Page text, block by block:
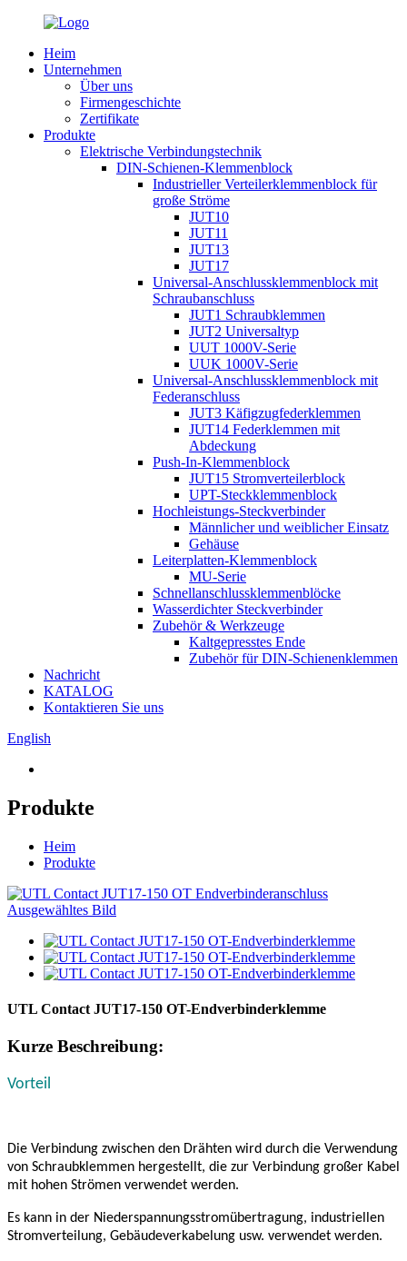
Heim
Unternehmen
Über uns
Firmengeschichte
Zertifikate
Produkte
Elektrische Verbindungstechnik
DIN-Schienen-Klemmenblock
Industrieller Verteilerklemmenblock für
große Ströme
JUT10
JUT11
JUT13
JUT17
Universal-Anschlussklemmenblock mit
Schraubanschluss
JUT1 Schraubklemmen
JUT2 Universaltyp
UUT 1000V-Serie
UUK 1000V-Serie
Universal-Anschlussklemmenblock mit
Federanschluss
JUT3 Käfigzugfederklemmen
JUT14 Federklemmen mit
Abdeckung
Push-In-Klemmenblock
JUT15 Stromverteilerblock
UPT-Steckklemmenblock
Hochleistungs-Steckverbinder
Männlicher und weiblicher Einsatz
Gehäuse
Leiterplatten-Klemmenblock
MU-Serie
Schnellanschlussklemmenblöcke
Wasserdichter Steckverbinder
Zubehör & Werkzeuge
Kaltgepresstes Ende
Zubehör für DIN-Schienenklemmen
Nachricht
KATALOG
Kontaktieren Sie uns
English
Produkte
Heim
Produkte
UTL Contact JUT17-150 OT-Endverbinderklemme
Kurze Beschreibung:
Vorteil
Die Verbindung zwischen den Drähten wird durch die Verwendung
von Schraubklemmen hergestellt, die zur Verbindung großer Kabel
mit hohen Strömen verwendet werden.
Es kann in der Niederspannungsstromübertragung, industriellen
Stromverteilung, Gebäudeverkabelung usw. verwendet werden.